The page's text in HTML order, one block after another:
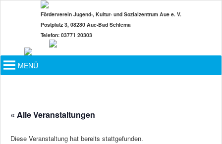
Förderverein Jugend-, Kultur- und Sozialzentrum Aue e. V.
Postplatz 3, 08280 Aue-Bad Schlema
Telefon: 03771 20303
Hauptmenü
MENÜ
« Alle Veranstaltungen
Diese Veranstaltung hat bereits stattgefunden.